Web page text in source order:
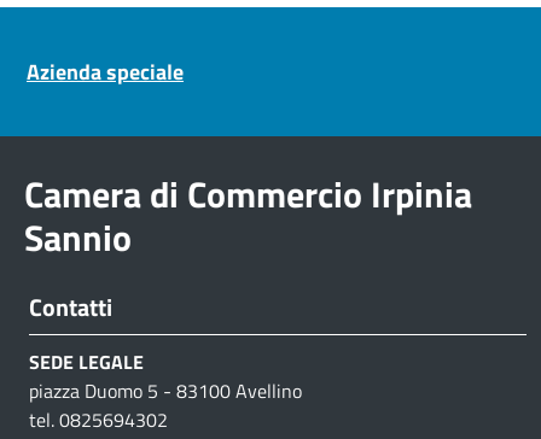
Azienda speciale
Camera di Commercio Irpinia
Sannio
Contatti
SEDE LEGALE
piazza Duomo 5 - 83100 Avellino
tel. 0825694302